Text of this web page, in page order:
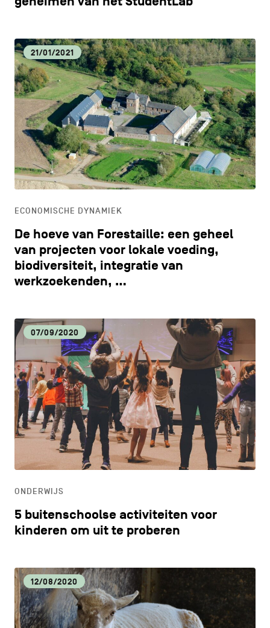
21/01/2021
ECONOMISCHE DYNAMIEK
De hoeve van Forestaille: een geheel
van projecten voor lokale voeding,
biodiversiteit, integratie van
werkzoekenden, …
07/09/2020
ONDERWIJS
5 buitenschoolse activiteiten voor
kinderen om uit te proberen
12/08/2020